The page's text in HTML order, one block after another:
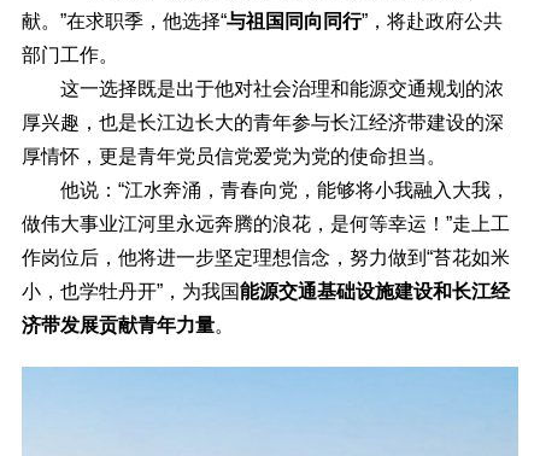
献。”在求职季，他选择“与祖国同向同行”，将赴政府公共
部门工作。
这一选择既是出于他对社会治理和能源交通规划的浓
厚兴趣，也是长江边长大的青年参与长江经济带建设的深
厚情怀，更是青年党员信党爱党为党的使命担当。
他说：“江水奔涌，青春向党，能够将小我融入大我，
做伟大事业江河里永远奔腾的浪花，是何等幸运！”走上工
作岗位后，他将进一步坚定理想信念，努力做到“苔花如米
小，也学牡丹开”，为我国能源交通基础设施建设和长江经
济带发展贡献青年力量。